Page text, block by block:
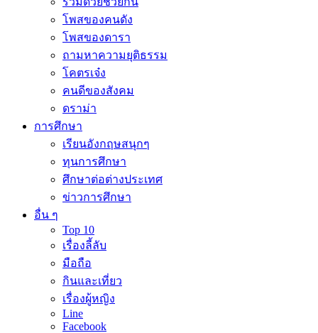
โพสของคนดัง
โพสของดารา
ถามหาความยุติธรรม
โคตรเจ๋ง
คนดีของสังคม
ดราม่า
การศึกษา
เรียนอังกฤษสนุกๆ
ทุนการศึกษา
ศึกษาต่อต่างประเทศ
ข่าวการศึกษา
อื่น ๆ
Top 10
เรื่องลี้ลับ
มือถือ
กินและเที่ยว
เรื่องผู้หญิง
Line
Facebook